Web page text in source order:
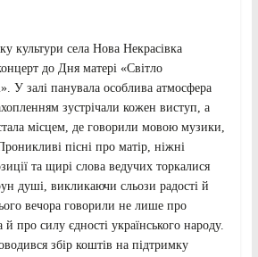
культури села Нова Некрасівка
до Дня матері «Світло
У залі панувала особлива атмосфера
зустрічали кожен виступ, а
місцем, де говорили мовою музики,
пісні про матір, ніжні
та щирі слова ведучих торкалися
душі, викликаючи сльози радості й
вечора говорили не лише про
про силу єдності українського народу.
збір коштів на підтримку